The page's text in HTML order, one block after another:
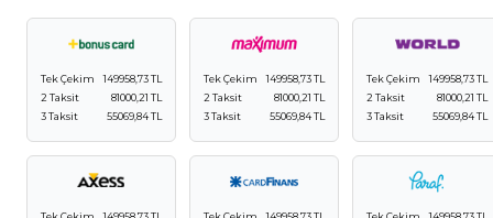
Tek Çekim
149958,73 TL
2 Taksit
81000,21 TL
3 Taksit
55069,84 TL
Tek Çekim
149958,73 TL
2 Taksit
81000,21 TL
3 Taksit
55069,84 TL
Tek Çekim
149958,73 TL
2 Taksit
81000,21 TL
3 Taksit
55069,84 TL